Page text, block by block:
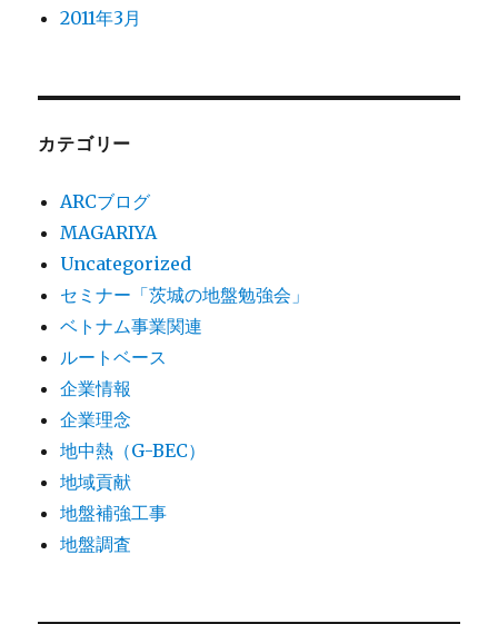
2011年3月
カテゴリー
ARCブログ
MAGARIYA
Uncategorized
セミナー「茨城の地盤勉強会」
ベトナム事業関連
ルートベース
企業情報
企業理念
地中熱（G-BEC）
地域貢献
地盤補強工事
地盤調査